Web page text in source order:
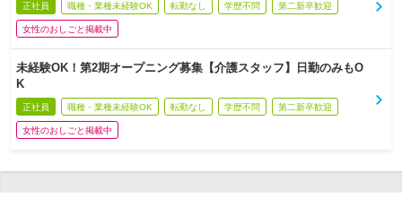
正社員 職種・業種未経験OK 転勤なし 学歴不問 第二新卒歓迎
女性のおしごと掲載中
未経験OK！第2期オープニング募集【介護スタッフ】日勤のみもO
K
正社員 職種・業種未経験OK 転勤なし 学歴不問 第二新卒歓迎
女性のおしごと掲載中